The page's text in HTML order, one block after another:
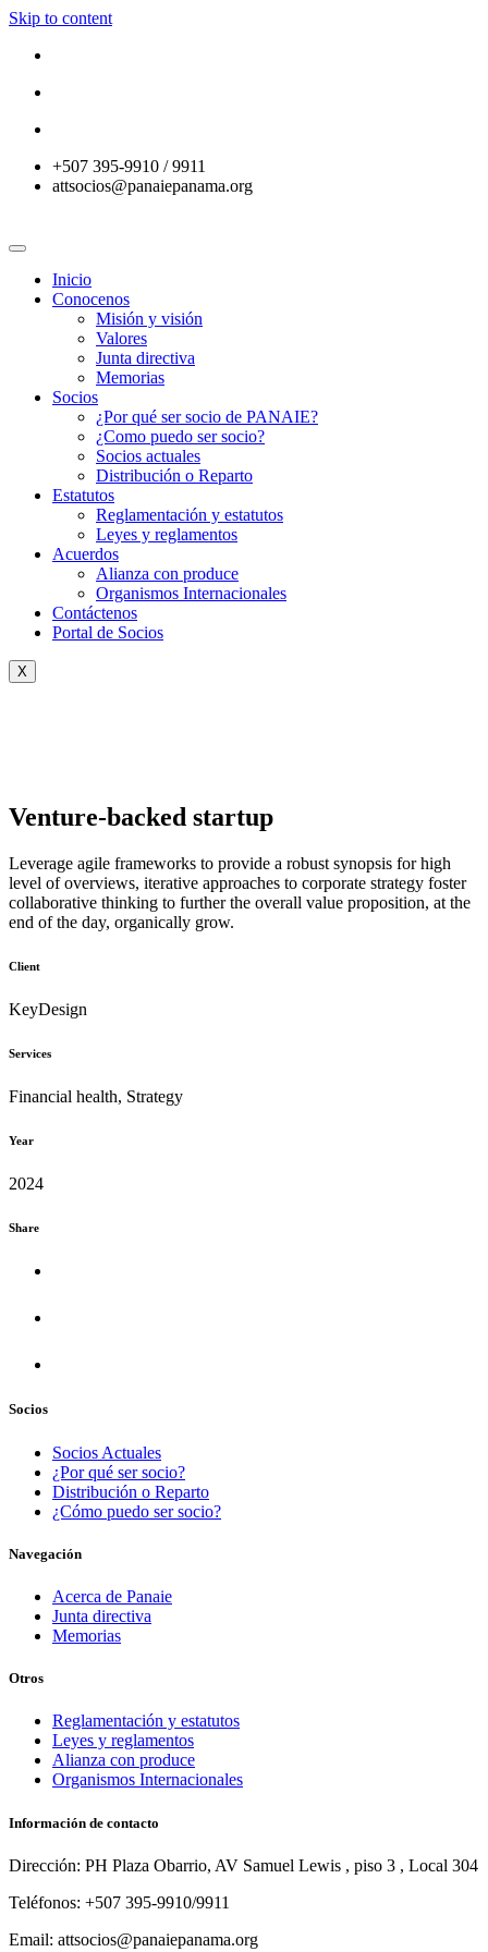
Skip to content
+507 395-9910 / 9911
attsocios@panaiepanama.org
Inicio
Conocenos
Misión y visión
Valores
Junta directiva
Memorias
Socios
¿Por qué ser socio de PANAIE?
¿Como puedo ser socio?
Socios actuales
Distribución o Reparto
Estatutos
Reglamentación y estatutos
Leyes y reglamentos
Acuerdos
Alianza con produce
Organismos Internacionales
Contáctenos
Portal de Socios
X
Venture-backed startup
Leverage agile frameworks to provide a robust synopsis for high
level of overviews, iterative approaches to corporate strategy foster
collaborative thinking to further the overall value proposition, at the
end of the day, organically grow.
Client
KeyDesign
Services
Financial health, Strategy
Year
2024
Share
Socios
Socios Actuales
¿Por qué ser socio?
Distribución o Reparto
¿Cómo puedo ser socio?
Navegación
Acerca de Panaie
Junta directiva
Memorias
Otros
Reglamentación y estatutos
Leyes y reglamentos
Alianza con produce
Organismos Internacionales
Información de contacto
Dirección: PH Plaza Obarrio, AV Samuel Lewis , piso 3 , Local 304
Teléfonos: +507 395-9910/9911
Email: attsocios@panaiepanama.org